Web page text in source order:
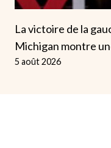
La victoire de la
Michigan montre
5 août 2026